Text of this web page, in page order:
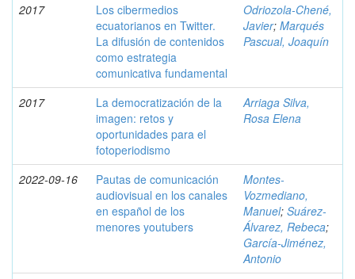
2017
Los cibermedios
ecuatorianos en Twitter.
La difusión de contenidos
como estrategia
comunicativa fundamental
Odriozola-Chené,
Javier; Marqués
Pascual, Joaquín
2017
La democratización de la
imagen: retos y
oportunidades para el
fotoperiodismo
Arriaga Silva,
Rosa Elena
2022-09-16
Pautas de comunicación
audiovisual en los canales
en español de los
menores youtubers
Montes-
Vozmediano,
Manuel; Suárez-
Álvarez, Rebeca;
García-Jiménez,
Antonio